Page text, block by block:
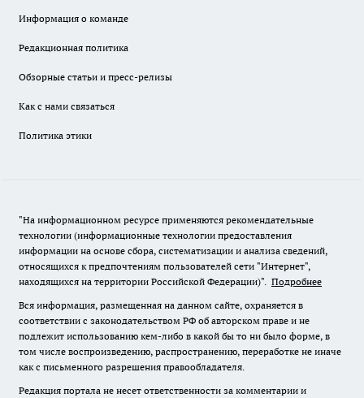
Информация о команде
Редакционная политика
Обзорные статьи и пресс-релизы
Как с нами связаться
Политика этики
"На информационном ресурсе применяются рекомендательные
технологии (информационные технологии предоставления
информации на основе сбора, систематизации и анализа сведений,
относящихся к предпочтениям пользователей сети "Интернет",
находящихся на территории Российской Федерации)". Подробнее
Вся информация, размещенная на данном сайте, охраняется в
соответствии с законодательством РФ об авторском праве и не
подлежит использованию кем-либо в какой бы то ни было форме, в
том числе воспроизведению, распространению, переработке не иначе
как с письменного разрешения правообладателя.
Редакция портала не несет ответственности за комментарии и